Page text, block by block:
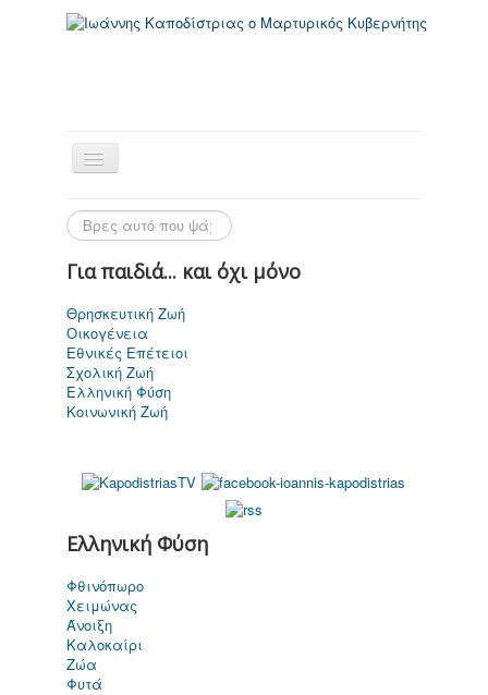
Καποδίστριας
Για παιδιά... και όχι μόνο
Θρησκευτική Ζωή
Οικογένεια
Εθνικές Επέτειοι
Σχολική Ζωή
Ελληνική Φύση
Κοινωνική Ζωή
Ελληνική Φύση
Φθινόπωρο
Χειμώνας
Άνοιξη
Καλοκαίρι
Ζώα
Φυτά